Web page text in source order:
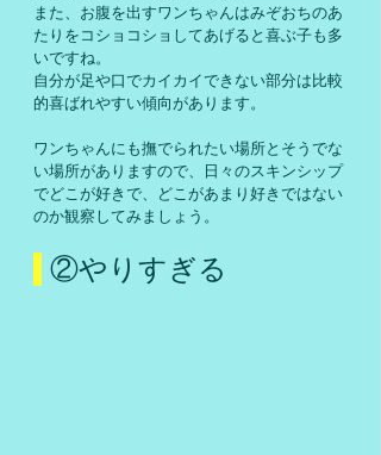
また、お腹を出すワンちゃんはみぞおちのあ
たりをコショコショしてあげると喜ぶ子も多
いですね。
自分が足や口でカイカイできない部分は比較
的喜ばれやすい傾向があります。
ワンちゃんにも撫でられたい場所とそうでな
い場所がありますので、日々のスキンシップ
でどこが好きで、どこがあまり好きではない
のか観察してみましょう。
②やりすぎる